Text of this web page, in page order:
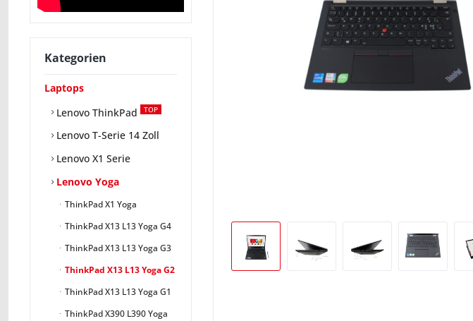
Kategorien
Laptops
Lenovo ThinkPad
TOP
Lenovo T-Serie 14 Zoll
Lenovo X1 Serie
Lenovo Yoga
ThinkPad X1 Yoga
ThinkPad X13 L13 Yoga G4
ThinkPad X13 L13 Yoga G3
ThinkPad X13 L13 Yoga G2
ThinkPad X13 L13 Yoga G1
ThinkPad X390 L390 Yoga